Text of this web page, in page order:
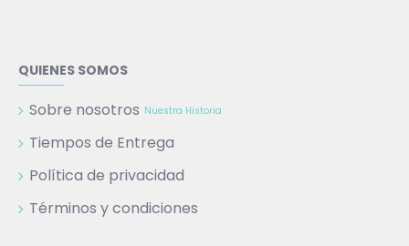
QUIENES SOMOS
Sobre nosotros Nuestra Historia
Tiempos de Entrega
Política de privacidad
Términos y condiciones